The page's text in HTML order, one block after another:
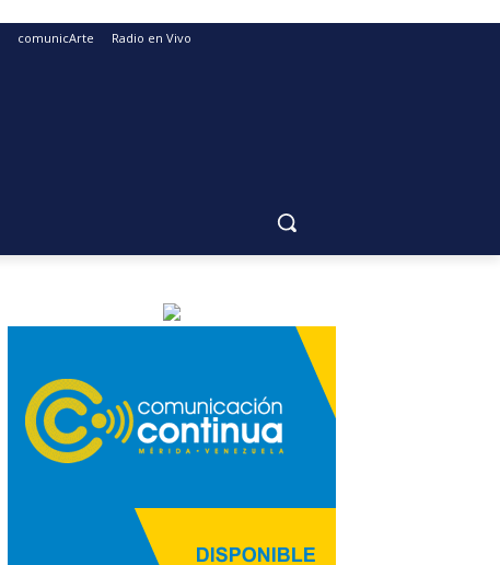
comunicArte Radio en Vivo